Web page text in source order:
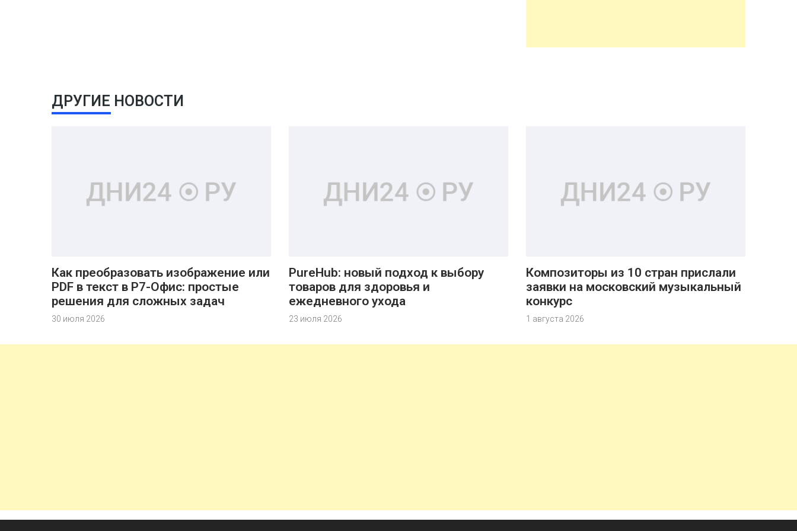
ДРУГИЕ НОВОСТИ
Как преобразовать изображение или
PDF в текст в Р7-Офис: простые
решения для сложных задач
30 июля 2026
PureHub: новый подход к выбору
товаров для здоровья и
ежедневного ухода
23 июля 2026
Композиторы из 10 стран прислали
заявки на московский музыкальный
конкурс
1 августа 2026